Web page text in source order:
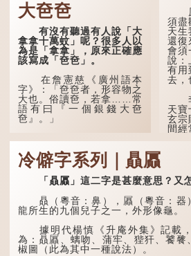
事，以「寥寥安期，虛質高
清」形容空虛無所事事。
大夿夿
有沒有聽過有人說「大
拿拿十萬蚊」呢？很多人以
為是「拿拿」，原來正確應
該寫成「夿夿」。
在詹憲慈《廣州語本
字》：「夿夿者，形容物之
大也。俗讀夿，若拿……常
語有曰『一個銀錢大夿
夿』。」
銀錢大夿夿」，就形容金錢
數量之大了。「大夿夿十萬
蚊」，就是說十萬元是一筆
大數目了。
不過，「夿」字本音讀
作「巴（bā）」，因此
「大夿夿」理應讀成「大巴
巴」。問題是，若依足本
音，...
原
須盡
天生
還復
會須
說：
有用
去，
李
天寶
玄宗
間
冷僻字系列｜贔屭
「贔屭」這二字是甚麼意思？又
贔（粵音：鼻），屭（粵音：器
龍所生的九個兒子之一，外形像龜
據明代楊慎《升庵外集》記載，
為：贔屭、螭吻、蒲牢、狴犴、饕餮
椒圖（此為其中一種說法）。